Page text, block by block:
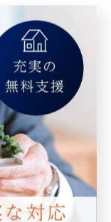
Categories